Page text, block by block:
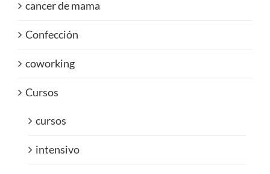
cancer de mama
Confección
coworking
Cursos
cursos
intensivo